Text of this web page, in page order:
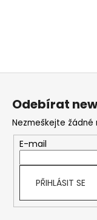
Z
Odebírat
Nezmeškejte žádné
E-mail
PŘIHLÁSIT SE